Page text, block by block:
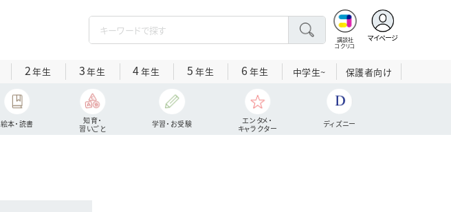
講談社
コクリコ
マイページ
2年生 3年生 4年生 5 年生 6 年生 中学生~ 保護者向け
絵本・読書
知育・
習いごと
学習・お受験
エンタメ・
キャラクター
ディズニー